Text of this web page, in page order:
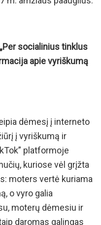
socialinius tinklus
apie vyriškumą
dėmesį į interneto
į vyriškumą ir
platformoje
kuriose vėl grįžta
moters vertė kuriama
o vyro galia
moterų dėmesiu ir
daromas galingas